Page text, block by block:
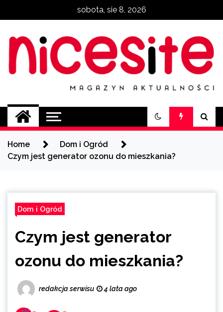
sobota, sie 8, 2026
NiceSite.com.pl
magazyn aktualności
Home
Dom i Ogród
Czym jest generator ozonu do mieszkania?
Dom i Ogród
Czym jest generator
ozonu do mieszkania?
redakcja serwisu 4 lata ago